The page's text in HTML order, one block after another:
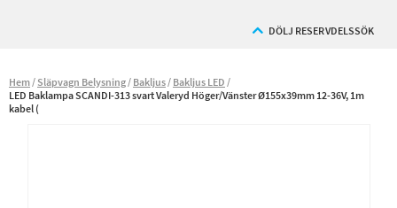
DÖLJ RESERVDELSSÖK
Hem Släpvagn Belysning Bakljus Bakljus LED
LED Baklampa SCANDI-313 svart Valeryd Höger/Vänster Ø155x39mm 12-36V, 1m
kabel (